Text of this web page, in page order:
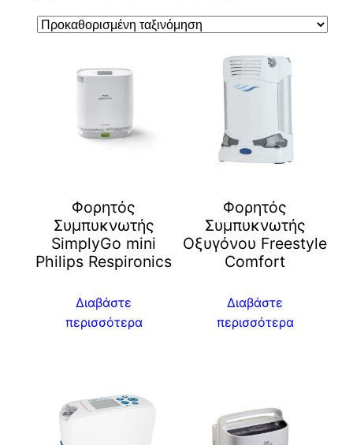
Φορητός
Συμπυκνωτής
SimplyGo mini
Philips Respironics
Διαβάστε
περισσότερα
Φορητός
Συμπυκνωτής
Οξυγόνου Freestyle
Comfort
Διαβάστε
περισσότερα